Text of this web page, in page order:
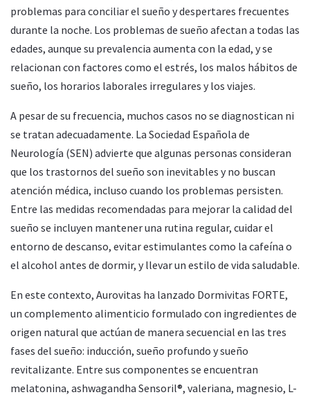
problemas para conciliar el sueño y despertares frecuentes
durante la noche. Los problemas de sueño afectan a todas las
edades, aunque su prevalencia aumenta con la edad, y se
relacionan con factores como el estrés, los malos hábitos de
sueño, los horarios laborales irregulares y los viajes.
A pesar de su frecuencia, muchos casos no se diagnostican ni
se tratan adecuadamente. La Sociedad Española de
Neurología (SEN) advierte que algunas personas consideran
que los trastornos del sueño son inevitables y no buscan
atención médica, incluso cuando los problemas persisten.
Entre las medidas recomendadas para mejorar la calidad del
sueño se incluyen mantener una rutina regular, cuidar el
entorno de descanso, evitar estimulantes como la cafeína o
el alcohol antes de dormir, y llevar un estilo de vida saludable.
En este contexto, Aurovitas ha lanzado Dormivitas FORTE,
un complemento alimenticio formulado con ingredientes de
origen natural que actúan de manera secuencial en las tres
fases del sueño: inducción, sueño profundo y sueño
revitalizante. Entre sus componentes se encuentran
melatonina, ashwagandha Sensoril®, valeriana, magnesio, L-